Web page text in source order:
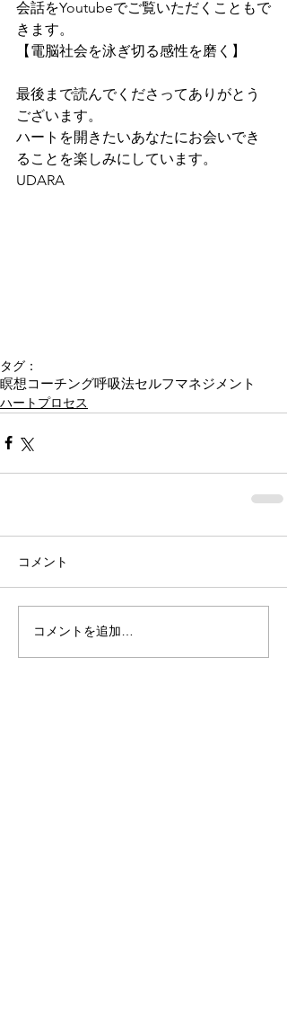
会話をYoutubeでご覧いただくこともで
きます。
【電脳社会を泳ぎ切る感性を磨く】
最後まで読んでくださってありがとう
ございます。
ハートを開きたいあなたにお会いでき
ることを楽しみにしています。
UDARA
タグ：
瞑想コーチング呼吸法セルフマネジメント
ハートプロセス
コメント
コメントを追加…